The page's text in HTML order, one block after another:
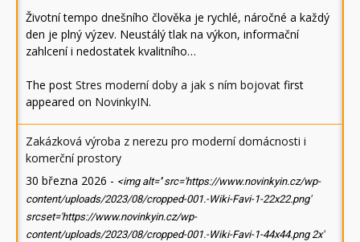
Životní tempo dnešního člověka je rychlé, náročné a každý
den je plný výzev. Neustálý tlak na výkon, informační
zahlcení i nedostatek kvalitního…
The post Stres moderní doby a jak s ním bojovat first
appeared on NovinkyIN.
Zakázková výroba z nerezu pro moderní domácnosti i
komerční prostory
30 března 2026 - <img alt='' src='https://www.novinkyin.cz/wp-
content/uploads/2023/08/cropped-001.-Wiki-Favi-1-22x22.png'
srcset='https://www.novinkyin.cz/wp-
content/uploads/2023/08/cropped-001.-Wiki-Favi-1-44x44.png 2x'